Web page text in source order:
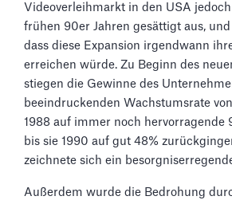
Videoverleihmarkt in den USA
frühen 90er Jahren gesättigt aus,
dass diese Expansion irgendwann
erreichen würde. Zu Beginn des
stiegen die Gewinne des
beeindruckenden Wachstumsrate
1988 auf immer noch hervorragende
bis sie 1990 auf gut 48%
zeichnete sich ein
Außerdem wurde die Bedrohung